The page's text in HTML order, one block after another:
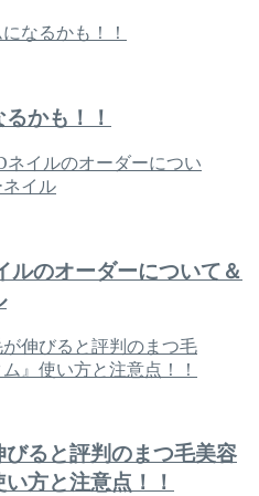
かも！！
ルのオーダーについて＆
ると評判のまつ毛美容
方と注意点！！